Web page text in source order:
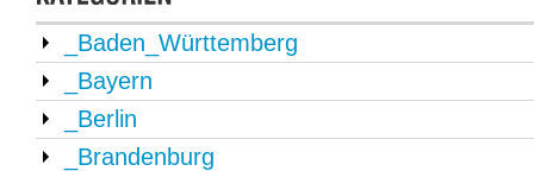
_Baden_Württemberg
_Bayern
_Berlin
_Brandenburg